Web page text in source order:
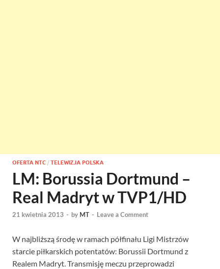
OFERTA NTC / TELEWIZJA POLSKA
LM: Borussia Dortmund –
Real Madryt w TVP1/HD
21 kwietnia 2013 - by MT - Leave a Comment
W najbliższą środę w ramach półfinału Ligi Mistrzów
starcie piłkarskich potentatów: Borussii Dortmund z
Realem Madryt. Transmisję meczu przeprowadzi